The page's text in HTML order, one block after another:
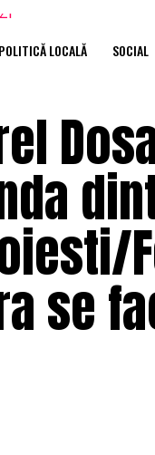
POLITICĂ LOCALĂ SOCIAL
se